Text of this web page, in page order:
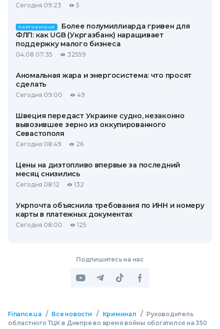
Сегодня 09:23 5
ПАРТНЕРСКАЯ
Более полумиллиарда гривен для
ФЛП: как UGB (Укргазбанк) наращивает
поддержку малого бизнеса
04.08 07:35 32559
Аномальная жара и энергосистема: что просят
сделать
Сегодня 09:00 49
Швеция передаст Украине судно, незаконно
вывозившее зерно из оккупированного
Севастополя
Сегодня 08:49 26
Цены на дизтопливо впервые за последний
месяц снизились
Сегодня 08:12 132
Укрпочта объяснила требования по ИНН и номеру
карты в платежных документах
Сегодня 08:00 125
Подпишитесь на нас
Finance.ua / Все новости / Криминал / Руководитель
областного ТЦК в Днепре во время войны обогатился на 350